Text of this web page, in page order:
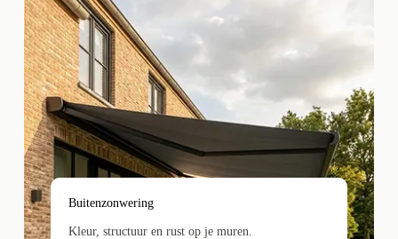
Buitenzonwering
Kleur, structuur en rust op je muren.